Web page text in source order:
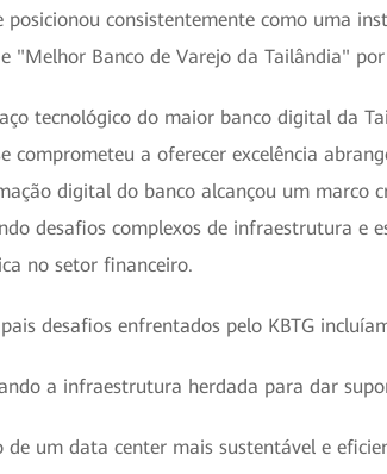
posicionou consistentemente como uma
"Melhor Banco de Varejo da Tailândia"
tecnológico do maior banco digital da
comprometeu a oferecer excelência
digital do banco alcançou um marco
desafios complexos de infraestrutura e
no setor financeiro.
desafios enfrentados pelo KBTG
a infraestrutura herdada para dar
de um data center mais sustentável e